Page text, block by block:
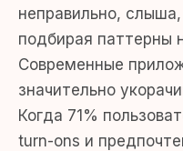
неправильно,
подбирая паттерны
Современные
значительно
Когда 71%
turn-ons и